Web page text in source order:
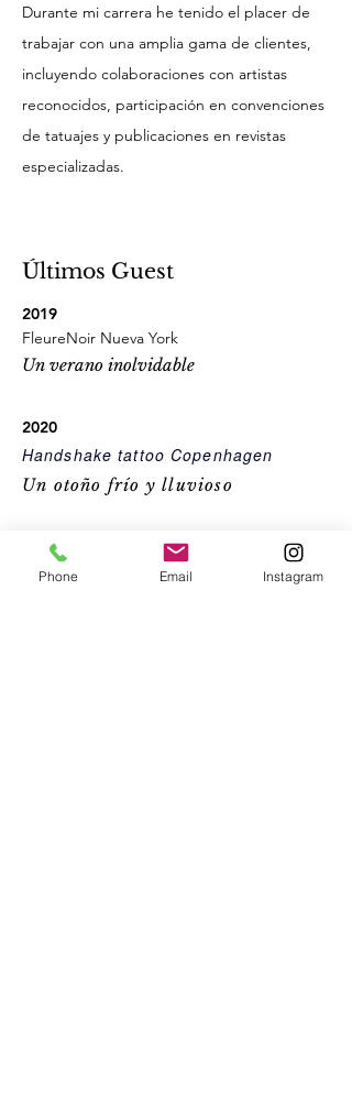
Durante mi carrera he tenido el placer de
trabajar con una amplia gama de clientes,
incluyendo colaboraciones con artistas
reconocidos, participación en convenciones
de tatuajes y publicaciones en revistas
especializadas.
Últimos Guest
2019
FleureNoir Nueva York
Un verano inolvidable
2020
Handshake tattoo Copenhagen
Un otoño frío y lluvioso
2025
86 tattoo Madrid
Phone Email Instagram